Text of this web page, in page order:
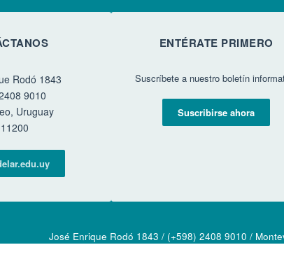
Rodó 1843
9010
Uruguay
ENTÉRATE PRIMERO
Suscríbete a nuestro boletín
Suscribirse ahora
José Enrique Rodó 1843 / (+598) 2408 9010 /